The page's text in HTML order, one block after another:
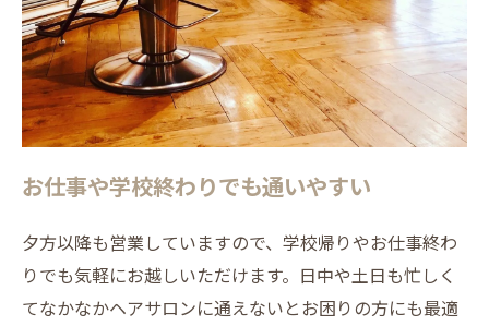
お仕事や学校終わりでも通いやすい
夕方以降も営業していますので、学校帰りやお仕事終わ
りでも気軽にお越しいただけます。日中や土日も忙しく
てなかなかヘアサロンに通えないとお困りの方にも最適